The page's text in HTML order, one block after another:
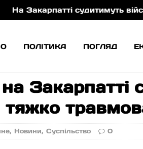
військового ТЦК, якого
ПОЛІТИКА ПОГЛЯД
Закарпатті
тяжко
, Новини,Суспільство 0